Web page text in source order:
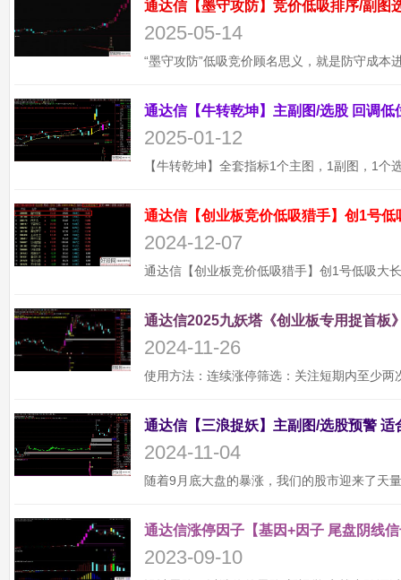
2025-05-14
2025-01-12
通达信【创业板竞价低吸猎手】创1号
2024-12-07
通达信2025九妖塔《创业板专用捉首板
2024-11-26
2024-11-04
通达信涨停因子【基因+因子 尾盘阴线
2023-09-10